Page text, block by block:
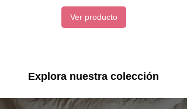
Ver producto
Explora nuestra colección